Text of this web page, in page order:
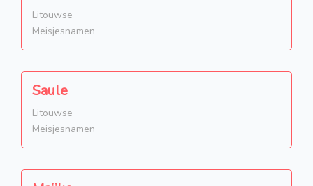
Litouwse
Meisjesnamen
Saule
Litouwse
Meisjesnamen